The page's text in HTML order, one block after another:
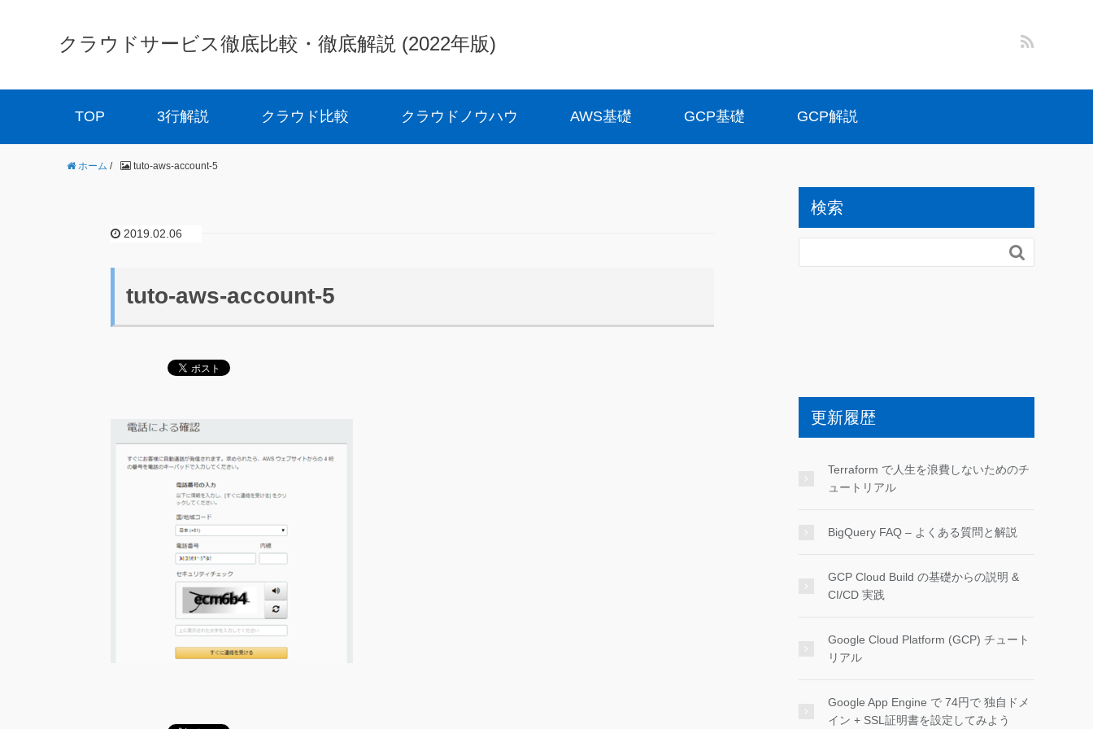
クラウドサービス徹底比較・徹底解説 (2022年版)
TOP 3行解説 クラウド比較 クラウドノウハウ AWS基礎 GCP基礎 GCP解説
ホーム / tuto-aws-account-5
2019.02.06
tuto-aws-account-5
検索

更新履歴
Terraform で人生を浪費しないためのチ
ュートリアル
BigQuery FAQ – よくある質問と解説
GCP Cloud Build の基礎からの説明 &
CI/CD 実践
Google Cloud Platform (GCP) チュート
リアル
Google App Engine で 74円で 独自ドメ
イン + SSL証明書を設定してみよう